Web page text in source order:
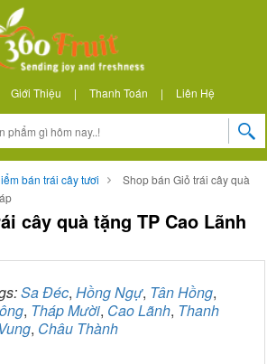
Giới Thiệu | Thanh Toán | Liên Hệ
bán trái cây tươi
Shop bán Giỏ trái cây quà
cây quà tặng TP Cao Lãnh
Sa Đéc, Hồng Ngự, Tân Hồng,
, Tháp Mười, Cao Lãnh, Thanh
, Châu Thành